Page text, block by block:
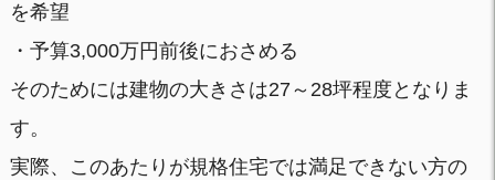
を希望
・予算3,000万円前後におさめる
そのためには建物の大きさは27～28坪程度となりま
す。
実際、このあたりが規格住宅では満足できない方の